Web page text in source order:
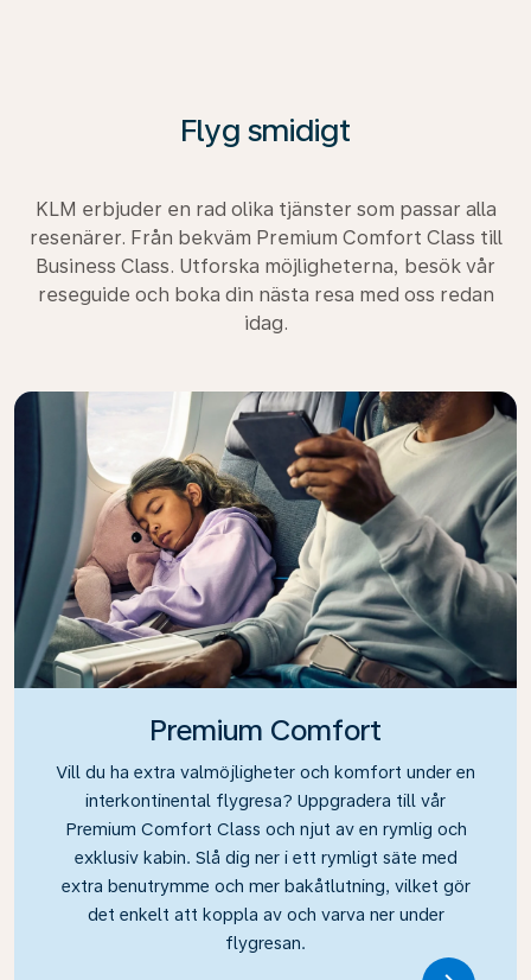
Flyg smidigt
KLM erbjuder en rad olika tjänster som passar alla
resenärer. Från bekväm Premium Comfort Class till
Business Class. Utforska möjligheterna, besök vår
reseguide och boka din nästa resa med oss redan
idag.
Premium Comfort
Vill du ha extra valmöjligheter och komfort under en
interkontinental flygresa? Uppgradera till vår
Premium Comfort Class och njut av en rymlig och
exklusiv kabin. Slå dig ner i ett rymligt säte med
extra benutrymme och mer bakåtlutning, vilket gör
det enkelt att koppla av och varva ner under
flygresan.